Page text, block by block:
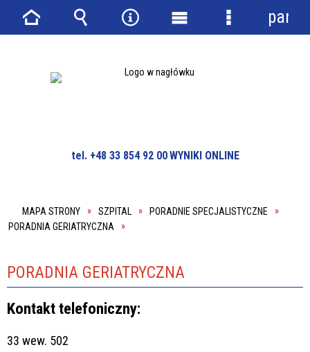
tel. +48 33 854 92 00WYNIKI ONLINE
MAPA STRONY SZPITAL
PORADNIE SPECJALISTYCZNE
PORADNIA GERIATRYCZNA
PORADNIA GERIATRYCZNA
Kontakt telefoniczny:
33 wew. 502
StronaWyszukiwarka
Narzędzia
Menu Menu
panel